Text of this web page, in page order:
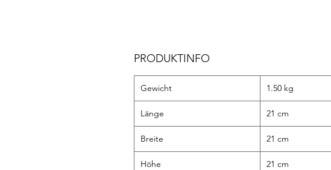
PRODUKTINFO
Gewicht 1.50 kg
Länge 21 cm
Breite 21 cm
Höhe 21 cm